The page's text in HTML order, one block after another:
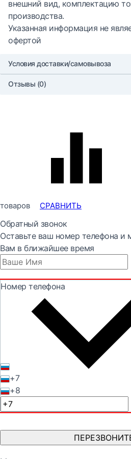
внешний вид, комплектацию
производства.
Указанная информация не
офертой
Условия доставки/самовывоза
Отзывы (0)
товаров
СРАВНИТЬ
Обратный звонок
Оставьте ваш номер телефона и
Вам в ближайшее время
Номер телефона
+7
+8